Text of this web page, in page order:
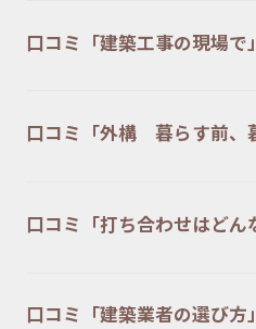
口コミ「建築工事の現場で」
口コミ「外構 暮らす前、
口コミ「打ち合わせはどん
口コミ「建築業者の選び方」